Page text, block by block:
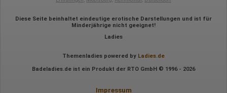
Mausbewegungen
Referrer URL
Bildschirmauflösung
Gerätebestriebssystem
Klicks
Diese Seite beinhaltet eindeutige erotische Darstellungen und ist für
Minderjährige nicht geeignet!
Ladies
Themenladies powered by Ladies.de
Badeladies.de ist ein Produkt der RTO GmbH © 1996 - 2026
Impressum